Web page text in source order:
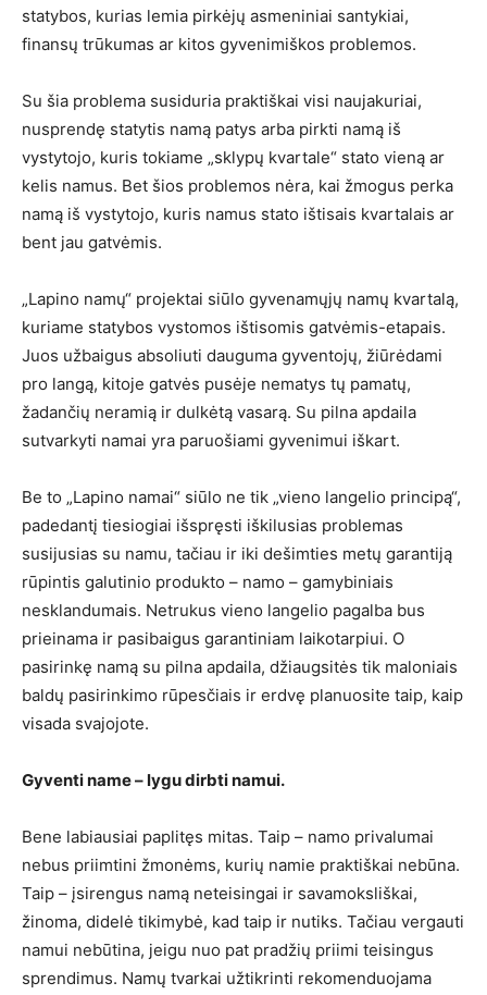
statybos, kurias lemia pirkėjų asmeniniai santykiai,
finansų trūkumas ar kitos gyvenimiškos problemos.
Su šia problema susiduria praktiškai visi naujakuriai,
nusprendę statytis namą patys arba pirkti namą iš
vystytojo, kuris tokiame „sklypų kvartale“ stato vieną ar
kelis namus. Bet šios problemos nėra, kai žmogus perka
namą iš vystytojo, kuris namus stato ištisais kvartalais ar
bent jau gatvėmis.
„Lapino namų“ projektai siūlo gyvenamųjų namų kvartalą,
kuriame statybos vystomos ištisomis gatvėmis-etapais.
Juos užbaigus absoliuti dauguma gyventojų, žiūrėdami
pro langą, kitoje gatvės pusėje nematys tų pamatų,
žadančių neramią ir dulkėtą vasarą. Su pilna apdaila
sutvarkyti namai yra paruošiami gyvenimui iškart.
Be to „Lapino namai“ siūlo ne tik „vieno langelio principą“,
padedantį tiesiogiai išspręsti iškilusias problemas
susijusias su namu, tačiau ir iki dešimties metų garantiją
rūpintis galutinio produkto – namo – gamybiniais
nesklandumais. Netrukus vieno langelio pagalba bus
prieinama ir pasibaigus garantiniam laikotarpiui. O
pasirinkę namą su pilna apdaila, džiaugsitės tik maloniais
baldų pasirinkimo rūpesčiais ir erdvę planuosite taip, kaip
visada svajojote.
Gyventi name – lygu dirbti namui.
Bene labiausiai paplitęs mitas. Taip – namo privalumai
nebus priimtini žmonėms, kurių namie praktiškai nebūna.
Taip – įsirengus namą neteisingai ir savamoksliškai,
žinoma, didelė tikimybė, kad taip ir nutiks. Tačiau vergauti
namui nebūtina, jeigu nuo pat pradžių priimi teisingus
sprendimus. Namų tvarkai užtikrinti rekomenduojama